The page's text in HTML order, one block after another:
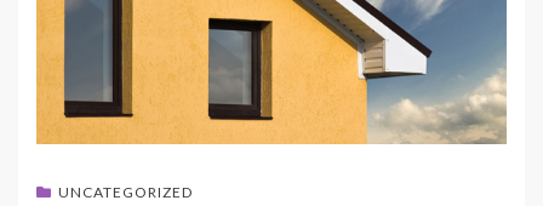
UNCATEGORIZED